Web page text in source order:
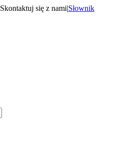
Skontaktuj się z nami|Słownik